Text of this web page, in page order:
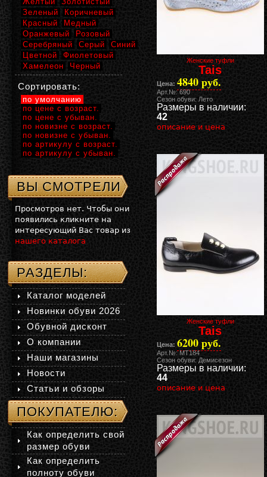
Женские туфли
Tais
Цена: 4840 руб.
Арт.№: 690
Сезон обуви: Лето
Размеры в наличии:
42
описание и цена
Женские туфли
Tais
Цена: 6200 руб.
Арт.№: MT184
Сезон обуви: Демисезон
Размеры в наличии:
44
описание и цена
Зеленый
Коричневый
Красный
Медный
Оранжевый
Розовый
Серебряный
Серый
Синий
Цветной
Фиолетовый
Хамелеон
Черный
Сортировать:
по умолчанию
по цене с возраст.
по цене с убыван.
по новизне с возраст.
по новизне с убыван.
по артикулу с возраст.
по артикулу с убыван.
ВЫ СМОТРЕЛИ
Просмотров нет. Чтобы они
появились кликните на
интересующий Вас товар из
нашего каталога
РАЗДЕЛЫ:
Каталог моделей
Новинки обуви 2026
Обувной дисконт
О компании
Наши магазины
Новости
Статьи и обзоры
ПОКУПАТЕЛЮ:
Как определить свой
размер обуви
Как определить
полноту обуви